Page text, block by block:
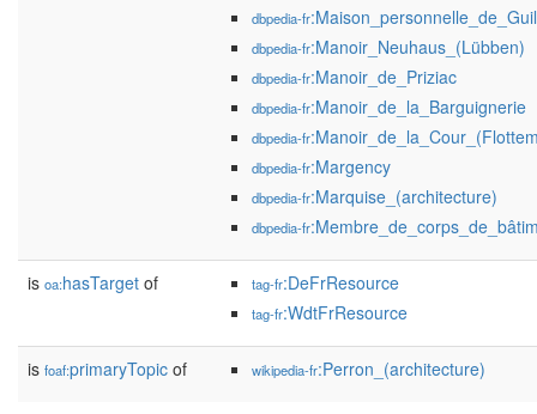
dbpedia-fr
dbpedia-fr:Manoir_Neuhaus_(Lübben)
dbpedia-fr:Manoir_de_Priziac
dbpedia-fr:Manoir_de_la_Barguignerie
dbpedia-fr
dbpedia-fr:Margency
dbpedia-fr:Marquise_(architecture)
dbpedia-fr
is oa:hasTarget of tag-fr:DeFrResource
tag-fr:WdtFrResource
is foaf:primaryTopic of wikipedia-fr:Perron_(architecture)